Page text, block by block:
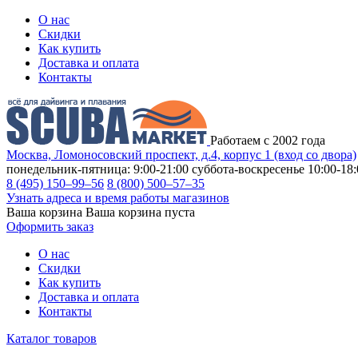
О нас
Скидки
Как купить
Доставка и оплата
Контакты
Работаем с 2002 года
Москва, Ломоносовский проспект, д.4, корпус 1 (вход со двора)
понедельник-пятница: 9:00-21:00 суббота-воскресенье 10:00-
8 (495) 150–99–56 8 (800) 500–57–35
Узнать адреса и время работы магазинов
Ваша корзина Ваша корзина пуста
Оформить заказ
О нас
Скидки
Как купить
Доставка и оплата
Контакты
Каталог товаров